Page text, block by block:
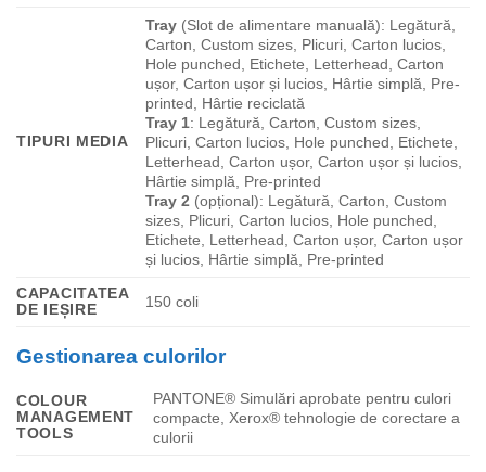
TIPURI MEDIA
Tray (Slot de alimentare manuală): Legătură,
Carton, Custom sizes, Plicuri, Carton lucios,
Hole punched, Etichete, Letterhead, Carton
ușor, Carton ușor și lucios, Hârtie simplă, Pre-
printed, Hârtie reciclată
Tray 1: Legătură, Carton, Custom sizes,
Plicuri, Carton lucios, Hole punched, Etichete,
Letterhead, Carton ușor, Carton ușor și lucios,
Hârtie simplă, Pre-printed
Tray 2 (opțional): Legătură, Carton, Custom
sizes, Plicuri, Carton lucios, Hole punched,
Etichete, Letterhead, Carton ușor, Carton ușor
și lucios, Hârtie simplă, Pre-printed
CAPACITATEA
DE IEȘIRE
150 coli
Gestionarea culorilor
COLOUR
MANAGEMENT
TOOLS
PANTONE® Simulări aprobate pentru culori
compacte, Xerox® tehnologie de corectare a
culorii